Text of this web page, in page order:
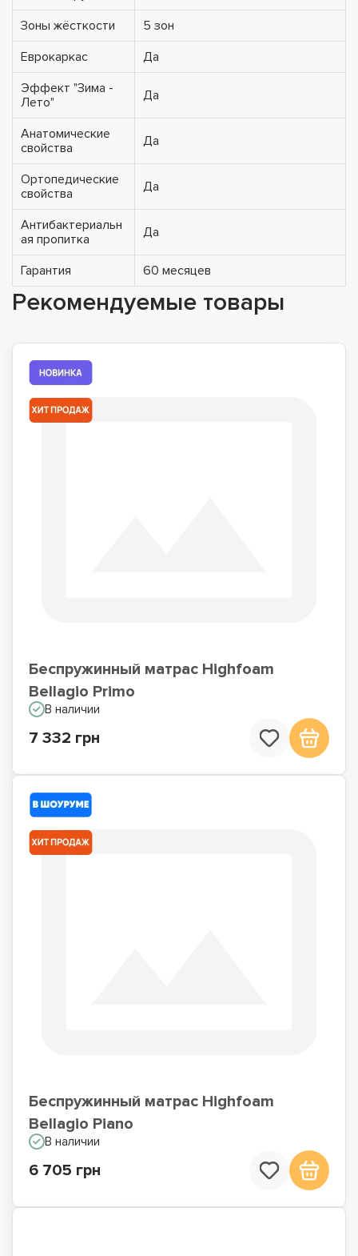
Зоны жёсткости
5 зон
Еврокаркас
Да
Эффект "Зима -
Лето"
Да
Анатомические
свойства
Да
Ортопедические
свойства
Да
Антибактериальн
ая пропитка
Да
Гарантия 60 месяцев
Рекомендуемые товары
Беспружинный матрас Highfoam
Bellagio Primo
В наличии
7 332 грн
Беспружинный матрас Highfoam
Bellagio Piano
В наличии
6 705 грн